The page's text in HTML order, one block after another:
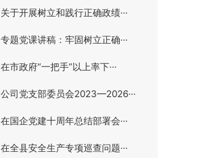
关于开展树立和践行正确政绩···
专题党课讲稿：牢固树立正确···
在市政府“一把手”以上率下···
公司党支部委员会2023—2026···
在国企党建十周年总结部署会···
在全县安全生产专项巡查问题···